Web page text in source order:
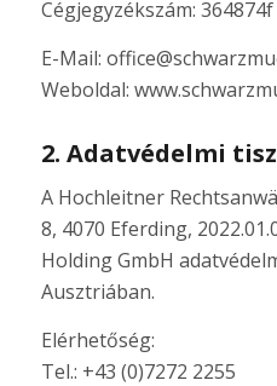
Cégjegyzékszám: 364874f
E-Mail:
Weboldal:
2. Adatvédelmi
A Hochleitner
8, 4070 Eferding,
Holding GmbH
Ausztriában.
Elérhetőség:
Tel.: +43 (0)7272 2255